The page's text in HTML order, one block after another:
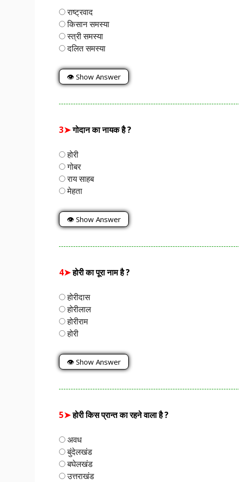
राष्ट्रवाद
किसान समस्या
स्त्री समस्या
दलित समस्या
👁 Show Answer
3➤गोदान का नायक है ?
होरी
गोबर
राय साहब
मेहता
👁 Show Answer
4➤होरी का पूरा नाम है ?
होरीदास
होरीलाल
होरीराम
होरी
👁 Show Answer
5➤होरी किस प्रान्त का रहने वाला है ?
अवध
बुंदेलखंड
बघेलखंड
उत्तराखंड